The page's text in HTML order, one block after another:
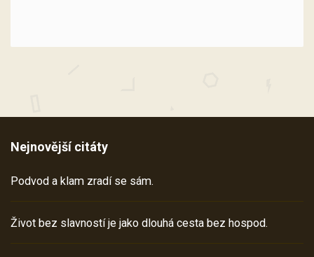
Nejnovější citáty
Podvod a klam zradí se sám.
Život bez slavností je jako dlouhá cesta bez hospod.